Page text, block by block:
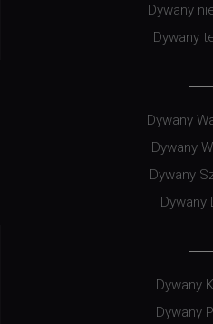
Dywany
Dywany
Dywany
Dywany
Dywany
Dywany
Dywany
Dywany